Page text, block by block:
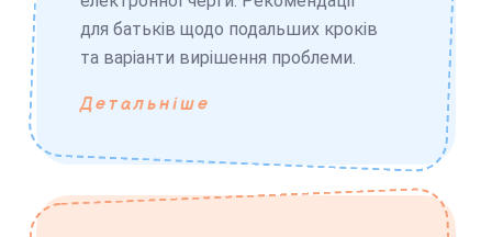
для батьків щодо подальших кроків
та варіанти вирішення проблеми.
Детальніше